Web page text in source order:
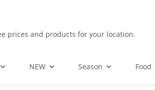
prices and products for your location.
NEW Season Food